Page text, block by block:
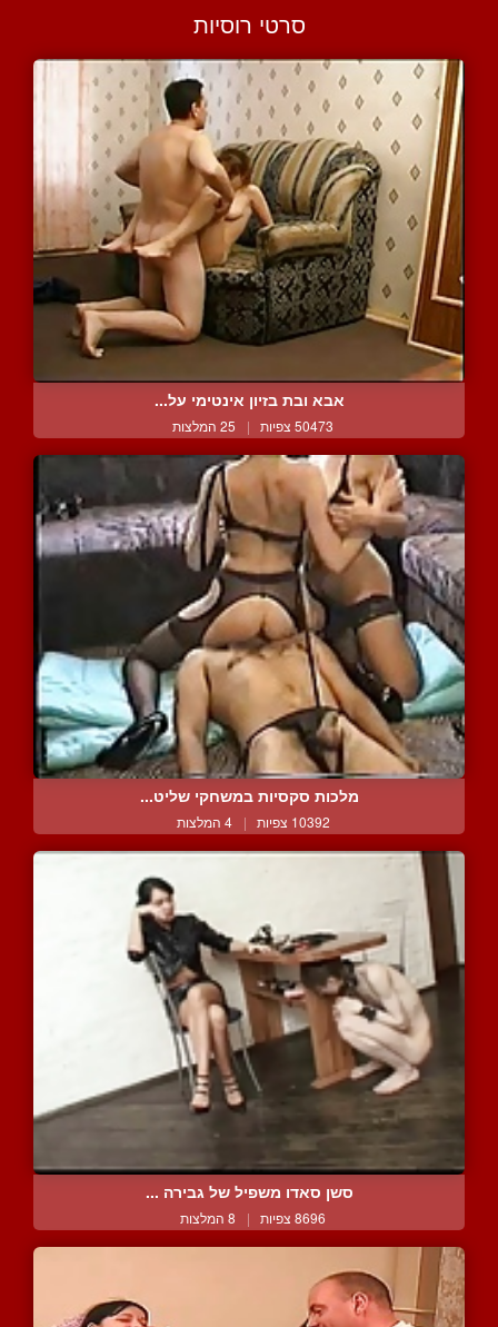
סרטי רוסיות
אבא ובת בזיון אינטימי על...
50473 צפיות | 25 המלצות
מלכות סקסיות במשחקי שליט...
10392 צפיות | 4 המלצות
סשן סאדו משפיל של גבירה ...
8696 צפיות | 8 המלצות